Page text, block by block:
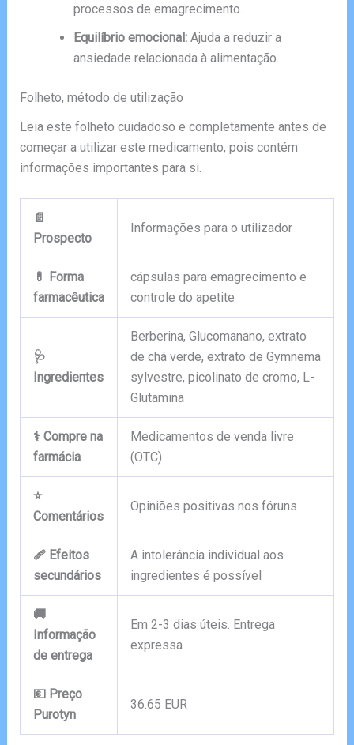
processos de emagrecimento.
Equilíbrio emocional:Ajuda a reduzir a
ansiedade relacionada à alimentação.
Folheto, método de utilização
Leia este folheto cuidadoso e completamente antes de
começar a utilizar este medicamento, pois contém
informações importantes para si.
📄
Prospecto
Informações para o utilizador
💊 Forma
farmacêutica
cápsulas para emagrecimento e
controle do apetite
🩺
Ingredientes
Berberina, Glucomanano, extrato
de chá verde, extrato de Gymnema
sylvestre, picolinato de cromo, L-
Glutamina
⚕️ Compre na
farmácia
Medicamentos de venda livre
(OTC)
⭐
Comentários
Opiniões positivas nos fóruns
🩹 Efeitos
secundários
A intolerância individual aos
ingredientes é possível
🚚
Informação
de entrega
Em 2-3 dias úteis. Entrega
expressa
💶 Preço
Purotyn
36.65 EUR